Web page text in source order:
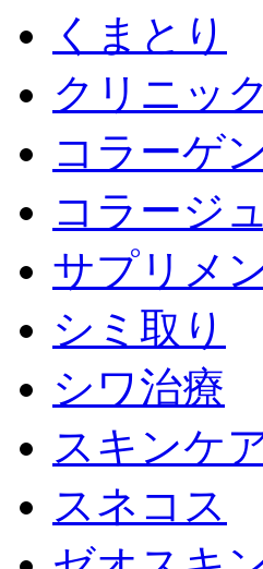
くまとり
クリニッ
コラーゲ
コラージュ
サプリメ
シミ取り
シワ治療
スキンケ
スネコス